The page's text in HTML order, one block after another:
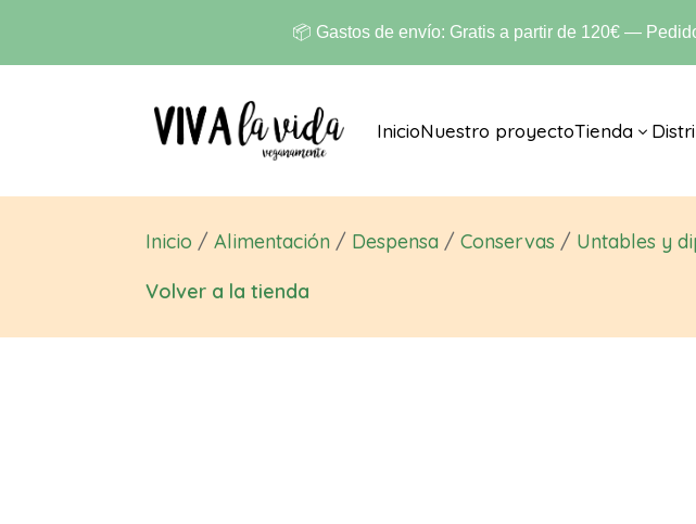
📦 Gastos de envío: Gratis a partir de 120€ —
InicioNuestro proyectoTienda 3
Inicio /Alimentación / Despensa /Conservas / Untables y
Volver a la tienda